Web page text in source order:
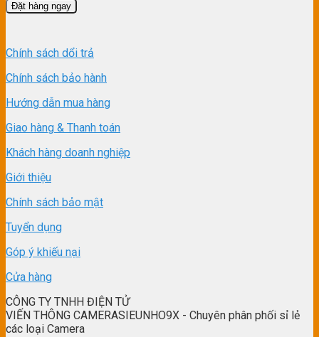
Đặt hàng ngay
Chính sách dổi trả
Chính sách bảo hành
Hướng dẫn mua hàng
Giao hàng & Thanh toán
Khách hàng doanh nghiệp
Giới thiệu
Chính sách bảo mật
Tuyển dụng
Góp ý khiếu nại
Cửa hàng
CÔNG TY TNHH ĐIỆN TỬ
VIẾN THÔNG CAMERASIEUNHO9X - Chuyên phân phối sỉ lẻ
các loại Camera